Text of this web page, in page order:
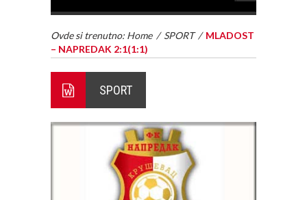
Ovde si trenutno: Home / SPORT / MLADOST
– NAPREDAK 2:1(1:1)
SPORT